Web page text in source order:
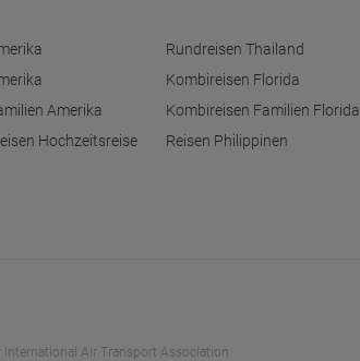
Rundreisen Thailand
Kombireisen Florida
Amerika Kombireisen Familien Florida
Hochzeitsreise
Reisen Philippinen
International Air Transport Association